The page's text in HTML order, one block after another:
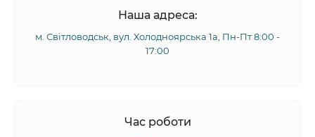
Наша адреса:
м. Світловодськ, вул. Холодноярська 1а, Пн-Пт 8:00 -
17:00
Час роботи